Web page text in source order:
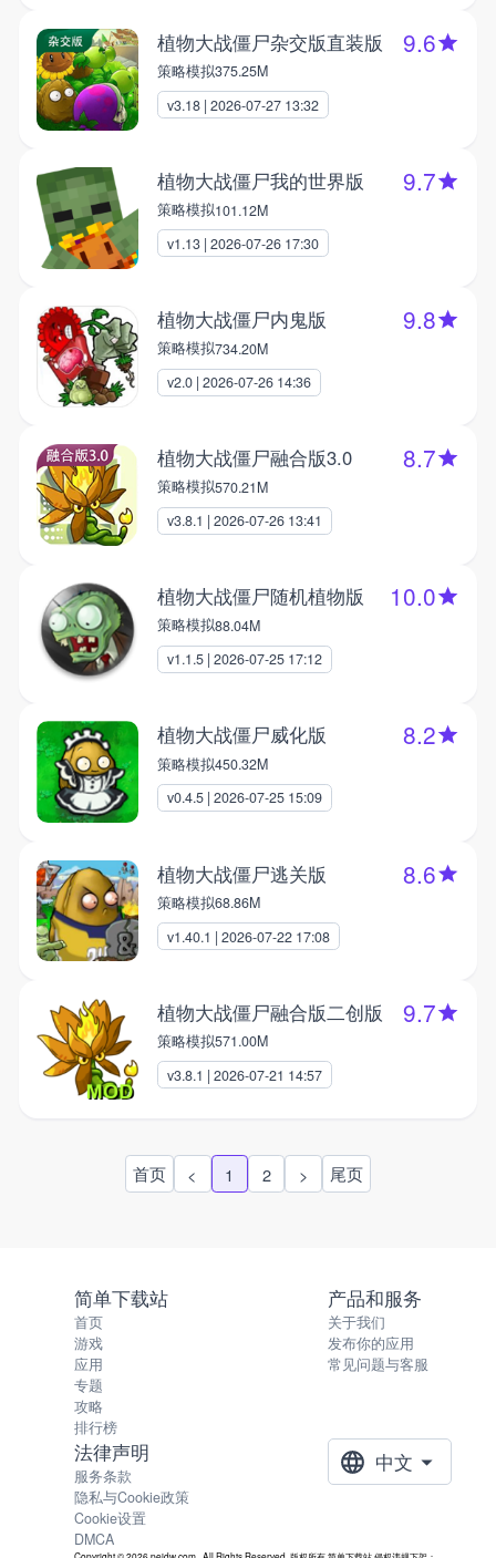
植物大战僵尸杂交版直装版
策略模拟375.25M
v3.18 | 2026-07-27 13:32
9.6
植物大战僵尸我的世界版
策略模拟101.12M
v1.13 | 2026-07-26 17:30
9.7
植物大战僵尸内鬼版
策略模拟734.20M
v2.0 | 2026-07-26 14:36
9.8
植物大战僵尸融合版3.0
策略模拟570.21M
v3.8.1 | 2026-07-26 13:41
8.7
植物大战僵尸随机植物版
策略模拟88.04M
v1.1.5 | 2026-07-25 17:12
10.0
植物大战僵尸威化版
策略模拟450.32M
v0.4.5 | 2026-07-25 15:09
8.2
植物大战僵尸逃关版
策略模拟68.86M
v1.40.1 | 2026-07-22 17:08
8.6
植物大战僵尸融合版二创版
策略模拟571.00M
v3.8.1 | 2026-07-21 14:57
9.7
首页 < 1 2 > 尾页
简单下载站
首页
游戏
应用
专题
攻略
排行榜
产品和服务
关于我们
发布你的应用
常见问题与客服
法律声明
服务条款
隐私与Cookie政策
Cookie设置
DMCA
中文